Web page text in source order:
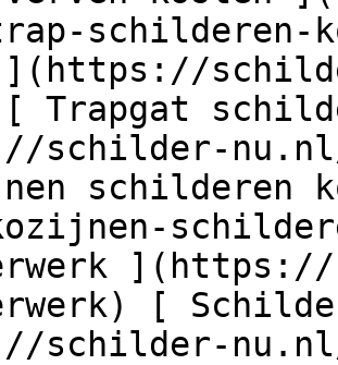
schilderen-
](https://
Trapgat
schilder-
[
schilder-nu.nl/